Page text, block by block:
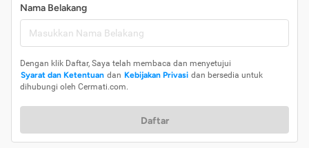
Nama Belakang
Dengan klik Daftar, Saya telah membaca dan menyetujui
Syarat dan Ketentuan dan Kebijakan Privasi dan bersedia untuk
dihubungi oleh Cermati.com.
Daftar